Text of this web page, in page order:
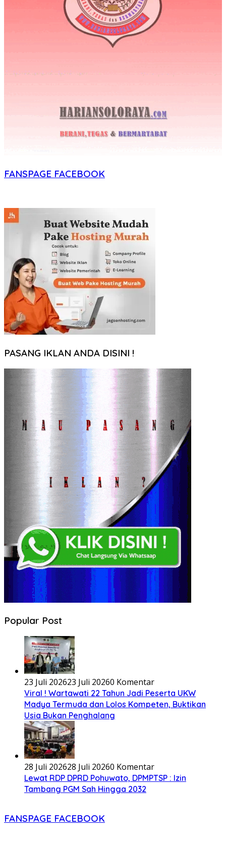
FANSPAGE FACEBOOK
PASANG IKLAN ANDA DISINI !
Popular Post
23 Juli 202623 Juli 20260 Komentar
Viral ! Wartawati 22 Tahun Jadi Peserta UKW
Madya Termuda dan Lolos Kompeten, Buktikan
Usia Bukan Penghalang
28 Juli 202628 Juli 20260 Komentar
Lewat RDP DPRD Pohuwato, DPMPTSP : Izin
Tambang PGM Sah Hingga 2032
FANSPAGE FACEBOOK